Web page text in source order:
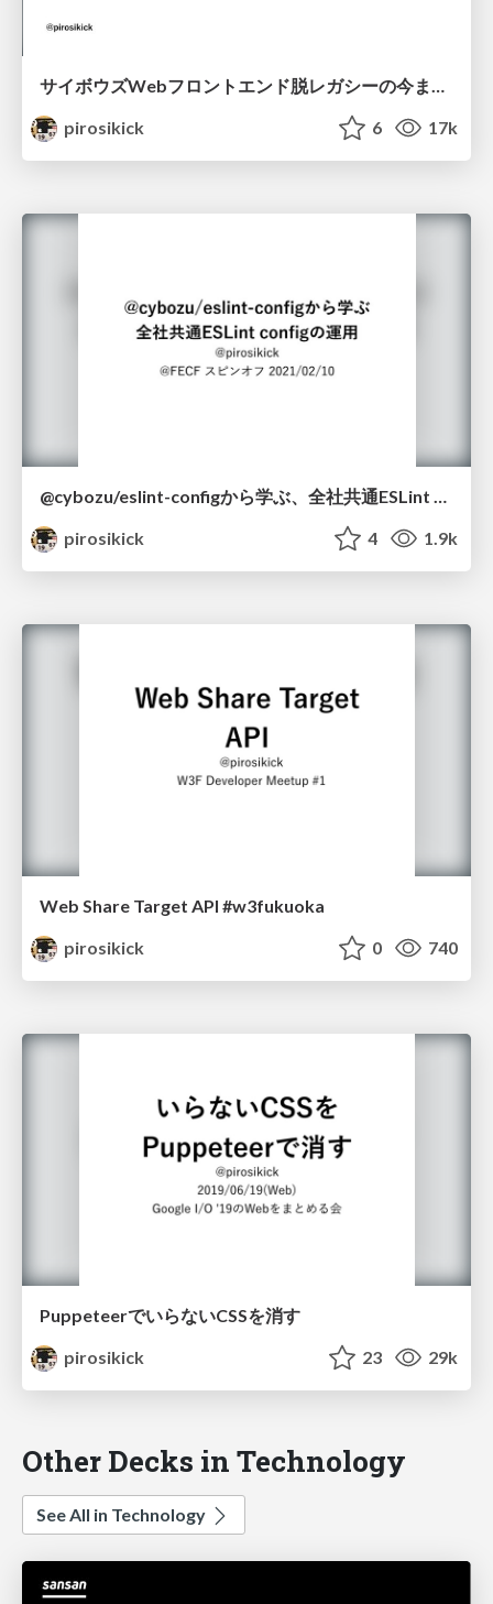
サイボウズWebフロントエンド脱レガシーの今までとこれから
pirosikick
6 17k
pirosikick
4 1.9k
Web Share Target API #w3fukuoka
pirosikick
0 740
PuppeteerでいらないCSSを消す
pirosikick
23 29k
Other Decks in Technology
See All in Technology